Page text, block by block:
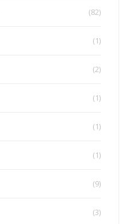
(82)
(1)
(2)
(1)
(1)
(1)
(9)
(3)